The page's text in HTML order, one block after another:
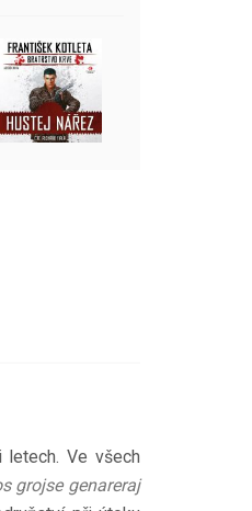
Ve všech
grojse genareraj